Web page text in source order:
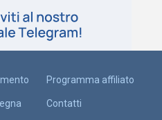
Programma affiliato
Contatti